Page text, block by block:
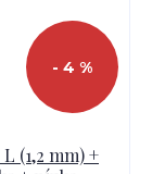
- 4 %
(1,2 mm) +